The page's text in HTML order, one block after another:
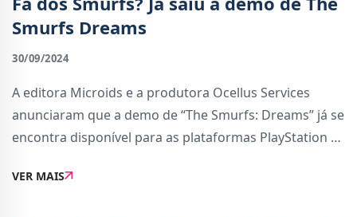
Smurfs Dreams
30/09/2024
A editora Microids e a produtora Ocellus Services
anunciaram que a demo de “The Smurfs: Dreams” já se
encontra disponível para as plataformas PlayStation 5,
Nintendo eShop) e PC (via Steam
VER MAIS